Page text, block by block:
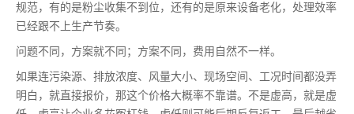
规范，有的是粉尘收集不到位，还有的是原来设备老化，处理效率
已经跟不上生产节奏。
问题不同，方案就不同；方案不同，费用自然不一样。
如果连污染源、排放浓度、风量大小、现场空间、工况时间都没弄
明白，就直接报价，那这个价格大概率不靠谱。不是虚高，就是虚